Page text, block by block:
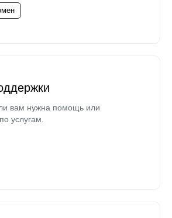
вам нужна помощь или
услугам.